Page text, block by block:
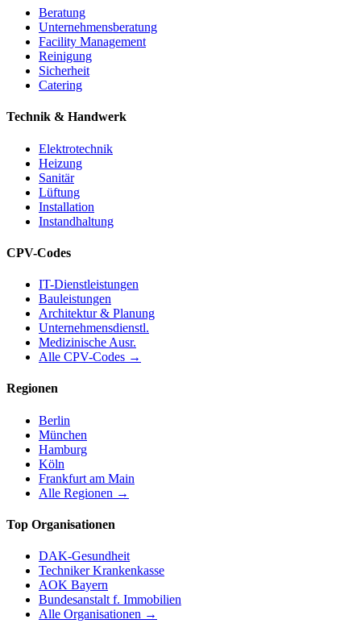
Beratung
Unternehmensberatung
Facility Management
Reinigung
Sicherheit
Catering
Technik & Handwerk
Elektrotechnik
Heizung
Sanitär
Lüftung
Installation
Instandhaltung
CPV-Codes
IT-Dienstleistungen
Bauleistungen
Architektur & Planung
Unternehmensdienstl.
Medizinische Ausr.
Alle CPV-Codes →
Regionen
Berlin
München
Hamburg
Köln
Frankfurt am Main
Alle Regionen →
Top Organisationen
DAK-Gesundheit
Techniker Krankenkasse
AOK Bayern
Bundesanstalt f. Immobilien
Alle Organisationen →